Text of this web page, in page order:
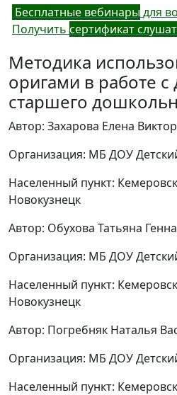
Бесплатные вебинарыдля
Получить сертификат
Методика
оригами в работе с
старшего
Автор: Захарова Елена
Организация: МБ ДОУ
Населенный пункт:
Новокузнецк
Автор: Обухова Татьяна
Организация: МБ ДОУ
Населенный пункт:
Новокузнецк
Автор: Погребняк Наталья
Организация: МБ ДОУ
Населенный пункт: